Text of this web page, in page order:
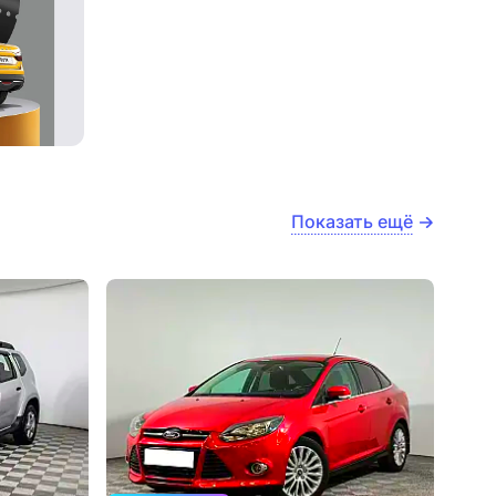
Показать ещё